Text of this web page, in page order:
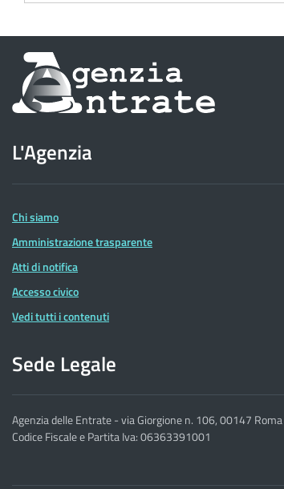
Informazioni
sul
dell'Agenzia
delle
Entrate
L'Agenzia
Chi siamo
Amministrazione trasparente
Atti di notifica
Accesso civico
Vedi tutti i contenuti
Sede Legale
Agenzia delle Entrate - via Giorgione n. 106, 00147 Roma
Codice Fiscale e Partita Iva: 06363391001